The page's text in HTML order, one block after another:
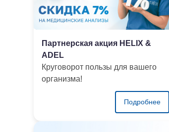
Партнерская акция HELIX &
ADEL
Круговорот пользы для вашего
организма!
Подробнее